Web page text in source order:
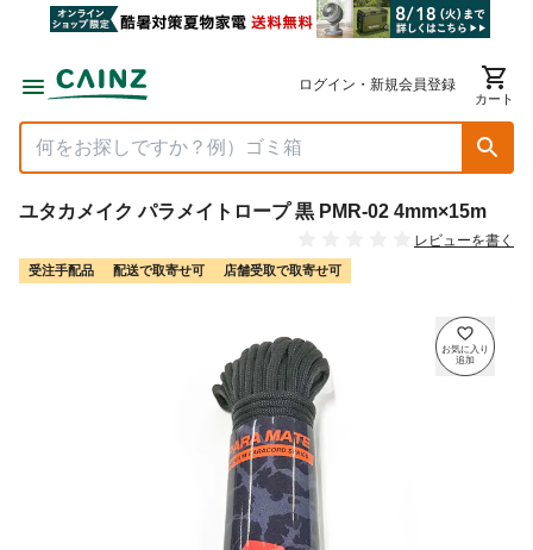
ログイン・新規会員登録
カート
ユタカメイク パラメイトロープ 黒 PMR-02 4mm×15m
レビューを書く
受注手配品 配送で取寄せ可 店舗受取で取寄せ可